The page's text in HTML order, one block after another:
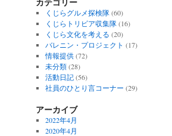
くじらグルメ探検隊(60)
くじらトリビア収集隊(16)
くじら文化を考える (20)
バレニン・プロジェクト (17)
情報提供(72)
未分類(28)
活動日記(56)
社員のひとり言コーナー (29)
アーカイブ
2022年4月
2020年4月